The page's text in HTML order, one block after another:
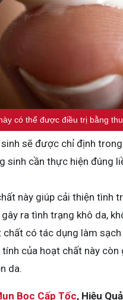
có thể được điều trị bằng
sinh sẽ được chỉ định
sinh cần thực hiện đúng
này giúp cải thiện tình
ra tình trạng khô da,
chất có tác dụng làm
của hoạt chất này
da.
Bọc Cấp Tốc, Hiệu Quả